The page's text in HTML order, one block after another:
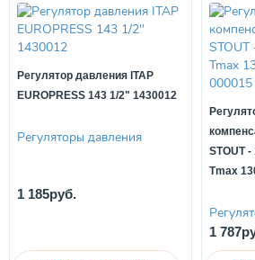
Регулятор давления ITAP
EUROPRESS 143 1/2" 1430012
Регуляторы давления
1 185руб.
STOUT
Tmax
1